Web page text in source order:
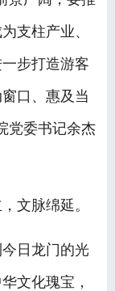
支柱产业、
步打造游客
口、惠及当
党委书记余杰
文脉绵延。
日龙门的光
文化瑰宝，